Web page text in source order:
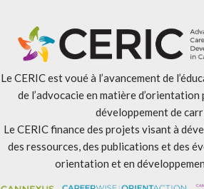
Le CERIC est voué à l’avancement de
de l’advocacie en matière
développement de
Le CERIC finance des projets visant à
des ressources, des publications et des
orientation et en